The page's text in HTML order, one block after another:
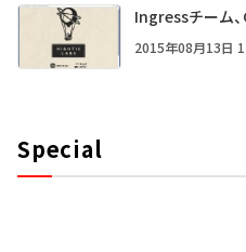
Ingressチーム
2015年08月13日
Special